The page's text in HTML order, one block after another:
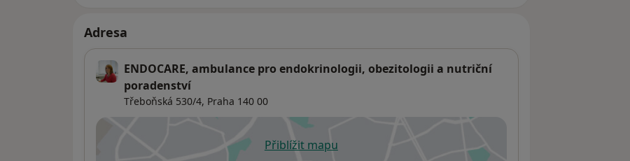
Adresa
ENDOCARE, ambulance pro endokrinologii, obezitologii a nutriční
poradenství
Třeboňská 530/4, Praha 140 00
Přiblížit mapuse otevře v nové záložce